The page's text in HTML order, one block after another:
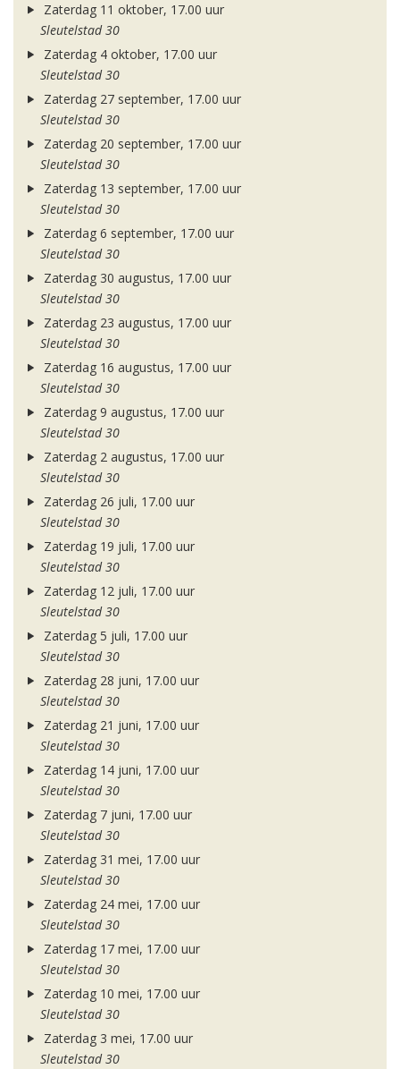
Zaterdag 11 oktober, 17.00 uur
Sleutelstad 30
Zaterdag 4 oktober, 17.00 uur
Sleutelstad 30
Zaterdag 27 september, 17.00 uur
Sleutelstad 30
Zaterdag 20 september, 17.00 uur
Sleutelstad 30
Zaterdag 13 september, 17.00 uur
Sleutelstad 30
Zaterdag 6 september, 17.00 uur
Sleutelstad 30
Zaterdag 30 augustus, 17.00 uur
Sleutelstad 30
Zaterdag 23 augustus, 17.00 uur
Sleutelstad 30
Zaterdag 16 augustus, 17.00 uur
Sleutelstad 30
Zaterdag 9 augustus, 17.00 uur
Sleutelstad 30
Zaterdag 2 augustus, 17.00 uur
Sleutelstad 30
Zaterdag 26 juli, 17.00 uur
Sleutelstad 30
Zaterdag 19 juli, 17.00 uur
Sleutelstad 30
Zaterdag 12 juli, 17.00 uur
Sleutelstad 30
Zaterdag 5 juli, 17.00 uur
Sleutelstad 30
Zaterdag 28 juni, 17.00 uur
Sleutelstad 30
Zaterdag 21 juni, 17.00 uur
Sleutelstad 30
Zaterdag 14 juni, 17.00 uur
Sleutelstad 30
Zaterdag 7 juni, 17.00 uur
Sleutelstad 30
Zaterdag 31 mei, 17.00 uur
Sleutelstad 30
Zaterdag 24 mei, 17.00 uur
Sleutelstad 30
Zaterdag 17 mei, 17.00 uur
Sleutelstad 30
Zaterdag 10 mei, 17.00 uur
Sleutelstad 30
Zaterdag 3 mei, 17.00 uur
Sleutelstad 30